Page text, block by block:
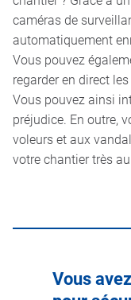
caméras de
automatiquement
Vous pouvez
regarder en direct
Vous pouvez ainsi
préjudice. En outre,
voleurs et aux
votre chantier très
Vous